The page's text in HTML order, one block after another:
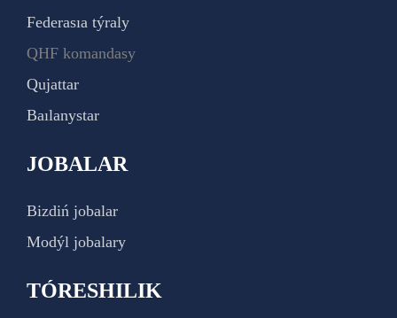
Federasıa týraly
QHF komandasy
Qujattar
Baılanystar
JOBALAR
Bizdiń jobalar
Modýl jobalary
TÓRESHILIK